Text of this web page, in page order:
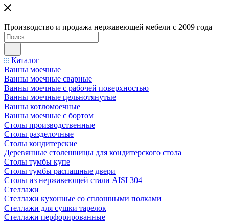
Производство и продажа нержавеющей мебели с 2009 года
Каталог
Ванны моечные
Ванны моечные сварные
Ванны моечные с рабочей поверхностью
Ванны моечные цельнотянутые
Ванны котломоечные
Ванны моечные с бортом
Столы производственные
Столы разделочные
Столы кондитерские
Деревянные столешницы для кондитерского стола
Столы тумбы купе
Столы тумбы распашные двери
Столы из нержавеющей стали AISI 304
Стеллажи
Стеллажи кухонные со сплошными полками
Стеллажи для сушки тарелок
Стеллажи перфорированные